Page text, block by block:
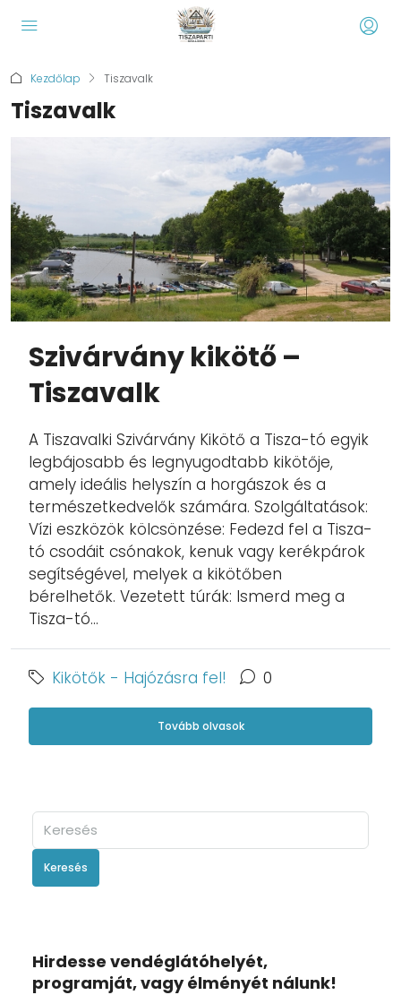
Kezdőlap Tiszavalk
Tiszavalk
Szivárvány kikötő –
Tiszavalk
A Tiszavalki Szivárvány Kikötő a Tisza-tó egyik
legbájosabb és legnyugodtabb kikötője,
amely ideális helyszín a horgászok és a
természetkedvelők számára. Szolgáltatások:
Vízi eszközök kölcsönzése: Fedezd fel a Tisza-
tó csodáit csónakok, kenuk vagy kerékpárok
segítségével, melyek a kikötőben
bérelhetők. Vezetett túrák: Ismerd meg a
Tisza-tó...
Kikötők - Hajózásra fel! 0
Tovább olvasok
Keresés
Hirdesse vendéglátóhelyét,
programját, vagy élményét nálunk!